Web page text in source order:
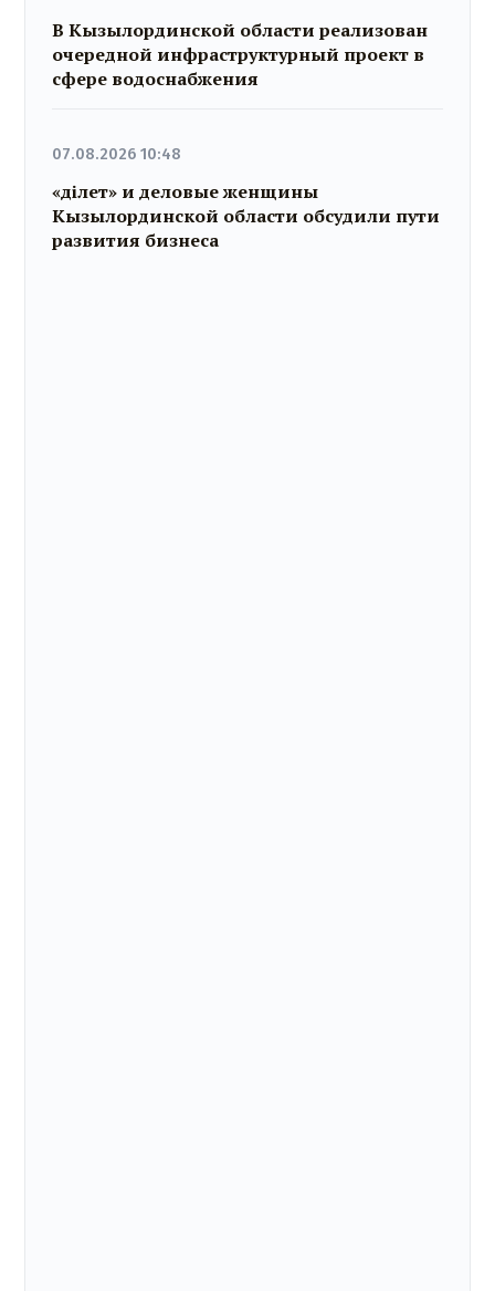
В Кызылординской области реализован
очередной инфраструктурный проект в
сфере водоснабжения
07.08.2026 10:48
«Әділет» и деловые женщины
Кызылординской области обсудили пути
развития бизнеса